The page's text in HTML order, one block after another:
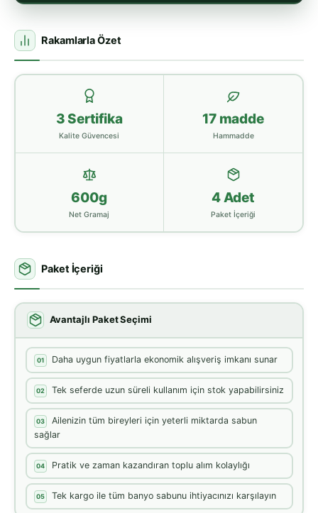
Rakamlarla Özet
3 Sertifika
Kalite Güvencesi
17 madde
Hammadde
600g
Net Gramaj
4 Adet
Paket İçeriği
Paket İçeriği
Avantajlı Paket Seçimi
01 Daha uygun fiyatlarla ekonomik alışveriş imkanı sunar
02 Tek seferde uzun süreli kullanım için stok yapabilirsiniz
03
Ailenizin tüm bireyleri için yeterli miktarda sabun
sağlar
04 Pratik ve zaman kazandıran toplu alım kolaylığı
05 Tek kargo ile tüm banyo sabunu ihtiyacınızı karşılayın